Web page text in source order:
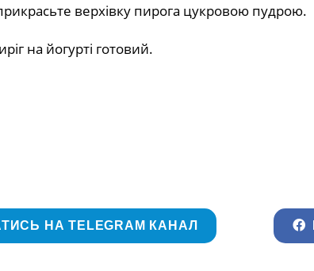
верхівку пирога цукровою пудрою.
на йогурті готовий.
НА TELEGRAM КАНАЛ